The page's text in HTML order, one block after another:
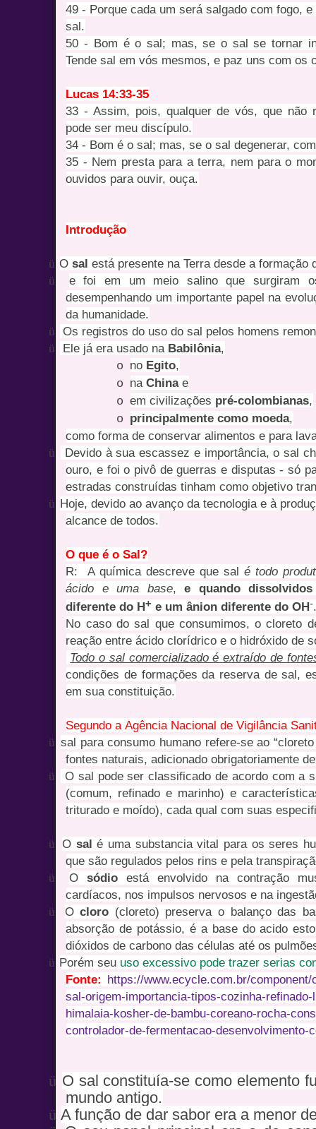
49 - Porque cada um será salgado com fogo,
sal.
50 - Bom é o sal; mas, se o sal se tornar
Tende sal em vós mesmos, e paz uns com os
Lucas 14:33-35
33 - Assim, pois, qualquer de vós, que não
pode ser meu discípulo.
34 - Bom é o sal; mas, se o sal degenerar,
35 - Nem presta para a terra, nem para o
ouvidos para ouvir, ouça.
Introdução
ü O sal está presente na Terra desde a formação
ü
e foi em um meio salino que surgiram
desempenhando um importante papel na
da humanidade.
ü
Os registros do uso do sal pelos homens
ü
Ele já era usado na Babilônia,
o no Egito,
o naChinae
o em civilizações pré-colombianas,
o principalmente como moeda,
como forma de conservar alimentos e para
ü
Devido à sua escassez e importância, o sal
ouro, e foi o pivô de guerras e disputas - só
estradas construídas tinham como objetivo
ü Hoje, devido ao avanço da tecnologia e à
alcance de todos.
O que é o Sal?
R: A química descreve que sal é todo
ácido e uma base,e quando
diferente do H+ e um ânion diferente do OH-
No caso do sal que consumimos, o cloreto
reação entre ácido clorídrico e o hidróxido de
Todo o sal comercializado é extraído de
condições de formações da reserva de sal,
em sua constituição.
Segundo a Agência Nacional de Vigilância
ü sal para consumo humano refere-se ao
fontes naturais, adicionado obrigatoriamente
ü
O sal pode ser classificado de acordo com a
(comum, refinado e marinho) e
triturado e moído), cada qual com suas
ü O sal é uma substancia vital para os seres
que são regulados pelos rins e pela
ü
Osódio está envolvido na contração
cardíacos, nos impulsos nervosos e na
ü
Ocloro (cloreto) preserva o balanço das
absorção de potássio, é a base do acido
dióxidos de carbono das células até os
ü Porém seu uso excessivo pode trazer serias
Fonte: https://www.ecycle.com.br/
sal-origem-importancia-tipos-cozinha-
himalaia-kosher-de-bambu-coreano-rocha-
controlador-de-fermentacao-desenvolvimento-
ü O sal constituía-se como elemento
mundo antigo.
ü A função de dar sabor era a menor